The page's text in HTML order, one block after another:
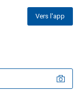
Vers l'app